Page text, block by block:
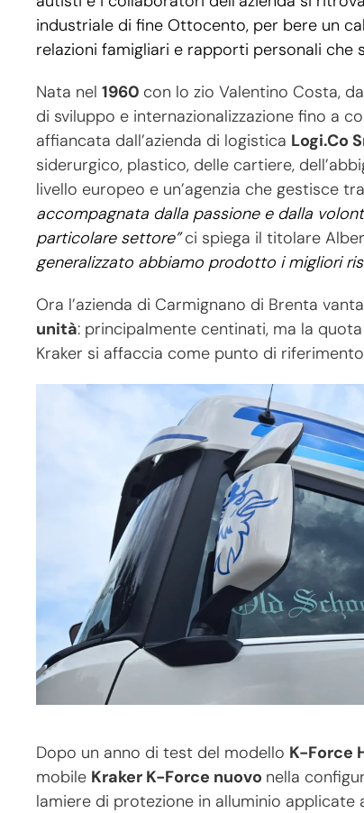
industriale di fine Ottocento, per bere un
relazioni famigliari e rapporti personali
Nata nel 1960 con lo zio Valentino Costa,
di sviluppo e internazionalizzazione fino a
affiancata dall’azienda di logistica Logi.Co
siderurgico, plastico, delle cartiere,
livello europeo e un’agenzia che gestisce
accompagnata dalla passione e dalla
particolare settore”ci spiega il titolare
generalizzato abbiamo prodotto i migliori
Ora l’azienda di Carmignano di Brenta
unità: principalmente centinati, ma la
Kraker si affaccia come punto di
Dopo un anno di test del modello K-Force
mobile Kraker K-Force nuovo nella
lamiere di protezione in alluminio